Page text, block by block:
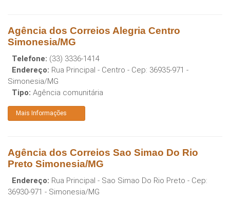
Agência dos Correios Alegria Centro
Simonesia/MG
Telefone: (33) 3336-1414
Endereço: Rua Principal - Centro - Cep: 36935-971 -
Simonesia/MG
Tipo: Agência comunitária
Mais Informações
Agência dos Correios Sao Simao Do Rio
Preto Simonesia/MG
Endereço: Rua Principal - Sao Simao Do Rio Preto - Cep:
36930-971 - Simonesia/MG